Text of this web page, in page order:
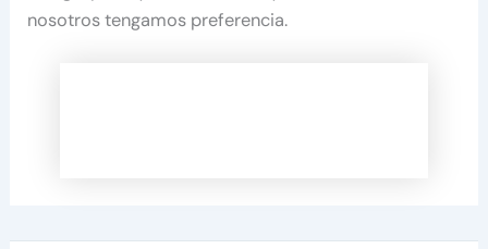
nosotros tengamos preferencia.